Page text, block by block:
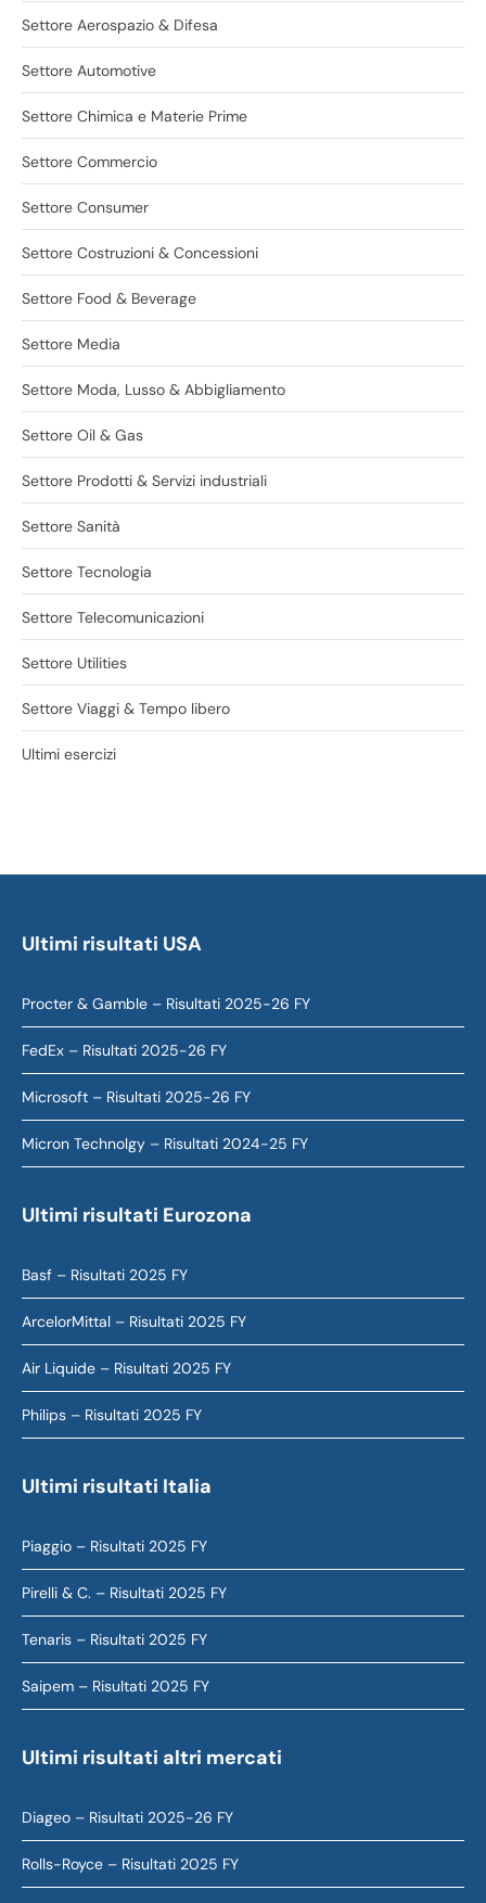
Settore Aerospazio & Difesa
Settore Automotive
Settore Chimica e Materie Prime
Settore Commercio
Settore Consumer
Settore Costruzioni & Concessioni
Settore Food & Beverage
Settore Media
Settore Moda, Lusso & Abbigliamento
Settore Oil & Gas
Settore Prodotti & Servizi industriali
Settore Sanità
Settore Tecnologia
Settore Telecomunicazioni
Settore Utilities
Settore Viaggi & Tempo libero
Ultimi esercizi
Ultimi risultati USA
Procter & Gamble – Risultati 2025-26 FY
FedEx – Risultati 2025-26 FY
Microsoft – Risultati 2025-26 FY
Micron Technolgy – Risultati 2024-25 FY
Ultimi risultati Eurozona
Basf – Risultati 2025 FY
ArcelorMittal – Risultati 2025 FY
Air Liquide – Risultati 2025 FY
Philips – Risultati 2025 FY
Ultimi risultati Italia
Piaggio – Risultati 2025 FY
Pirelli & C. – Risultati 2025 FY
Tenaris – Risultati 2025 FY
Saipem – Risultati 2025 FY
Ultimi risultati altri mercati
Diageo – Risultati 2025-26 FY
Rolls-Royce – Risultati 2025 FY